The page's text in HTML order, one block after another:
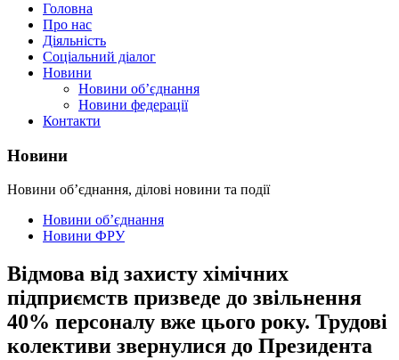
Головна
Про нас
Діяльність
Соціальний діалог
Новини
Новини об’єднання
Новини федерації
Контакти
Новини
Новини об’єднання, ділові новини та події
Новини об’єднання
Новини ФРУ
Відмова від захисту хімічних
підприємств призведе до звільнення
40% персоналу вже цього року. Трудові
колективи звернулися до Президента